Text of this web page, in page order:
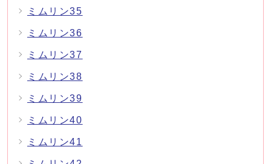
ミムリン35
ミムリン36
ミムリン37
ミムリン38
ミムリン39
ミムリン40
ミムリン41